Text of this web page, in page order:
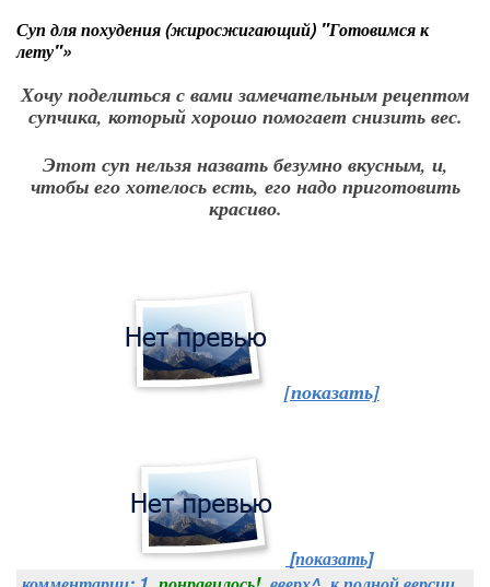
Суп для похудения (жиросжигающий) "Готовимся к
лету"»
Хочу поделиться с вами замечательным рецептом
супчика, который хорошо помогает снизить вес.
Этот суп нельзя назвать безумно вкусным, и,
чтобы его хотелось есть, его надо приготовить
красиво.
[показать]
[показать]